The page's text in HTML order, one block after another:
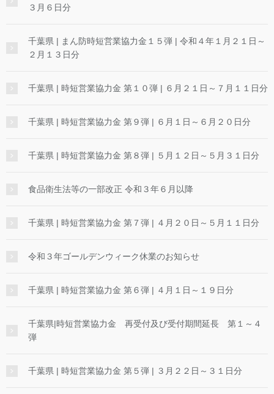
３月６日分
千葉県 | まん防時短営業協力金１５弾 | 令和４年１月２１日～
２月１３日分
千葉県 | 時短営業協力金 第１０弾 | ６月２１日～７月１１日分
千葉県 | 時短営業協力金 第９弾 | ６月１日～６月２０日分
千葉県 | 時短営業協力金 第８弾 | ５月１２日～５月３１日分
食品衛生法等の一部改正 令和３年６月以降
千葉県 | 時短営業協力金 第７弾 | ４月２０日～５月１１日分
令和３年ゴールデンウィーク休業のお知らせ
千葉県 | 時短営業協力金 第６弾 | ４月１日～１９日分
千葉県|時短営業協力金 再受付及び受付期間延長 第１～４
弾
千葉県 | 時短営業協力金 第５弾 | ３月２２日～３１日分